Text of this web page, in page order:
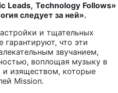
Leads, Technology Follows»
следует за ней».
и тщательных
гарантируют, что эти
звучанием,
воплощая музыку в
изяществом, которые
Mission.